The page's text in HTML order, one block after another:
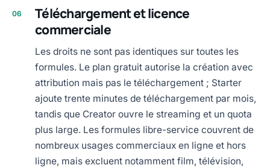
06
Téléchargement et licence
commerciale
Les droits ne sont pas identiques sur toutes les
formules. Le plan gratuit autorise la création avec
attribution mais pas le téléchargement ; Starter
ajoute trente minutes de téléchargement par mois,
tandis que Creator ouvre le streaming et un quota
plus large. Les formules libre-service couvrent de
nombreux usages commerciaux en ligne et hors
ligne, mais excluent notamment film, télévision,